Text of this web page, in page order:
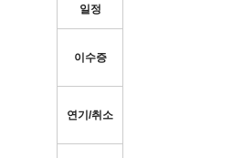
일정
이수증
연기/취소